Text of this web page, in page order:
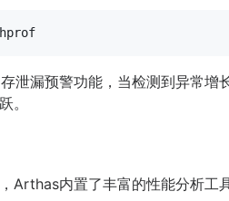
泄漏预警功能，当检测到异常
。
Arthas内置了丰富的性能分析